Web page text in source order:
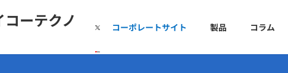
コーポレートサイト 製品 コラム